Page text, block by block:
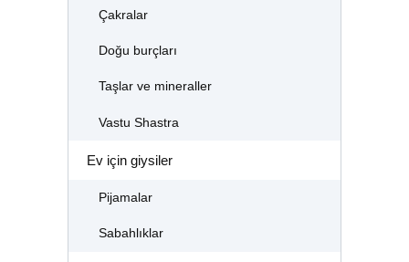
Çakralar
Doğu burçları
Taşlar ve mineraller
Vastu Shastra
Ev için giysiler
Pijamalar
Sabahlıklar